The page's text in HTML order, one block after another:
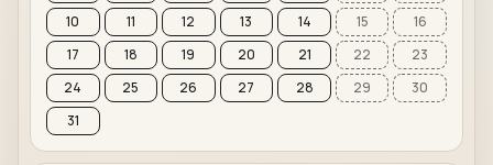
10
11 12 13 14 15
16
17
18 19 20 21 22
23
24
25 26 27 28 29
30
31